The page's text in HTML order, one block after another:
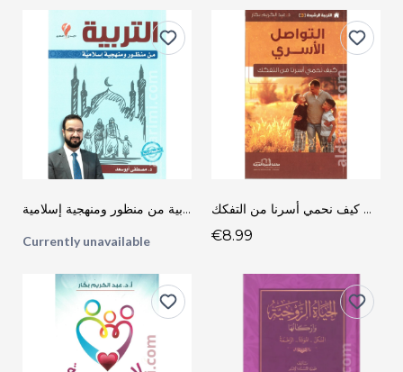
التربية من منظور ومنهجية إسلامية
Currently unavailable
التواصل الأسري كيف نحمي أسرنا من التفكك
€8.99